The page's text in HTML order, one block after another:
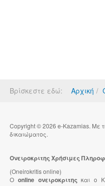
Βρίσκεστε εδώ: Αρχική
Copyright © 2026 e-Kazamias. Με
δικαιώματος.
Ονειροκριτης Χρήσιμες
(Oneirokritis online)
Ο online ονειροκριτηςκαι ο